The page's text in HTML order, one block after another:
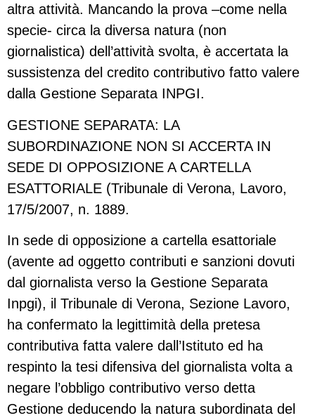
altra attività. Mancando la prova –come nella
specie- circa la diversa natura (non
giornalistica) dell’attività svolta, è accertata la
sussistenza del credito contributivo fatto valere
dalla Gestione Separata INPGI.
GESTIONE SEPARATA: LA
SUBORDINAZIONE NON SI ACCERTA IN
SEDE DI OPPOSIZIONE A CARTELLA
ESATTORIALE (Tribunale di Verona, Lavoro,
17/5/2007, n. 1889.
In sede di opposizione a cartella esattoriale
(avente ad oggetto contributi e sanzioni dovuti
dal giornalista verso la Gestione Separata
Inpgi), il Tribunale di Verona, Sezione Lavoro,
ha confermato la legittimità della pretesa
contributiva fatta valere dall’Istituto ed ha
respinto la tesi difensiva del giornalista volta a
negare l’obbligo contributivo verso detta
Gestione deducendo la natura subordinata del